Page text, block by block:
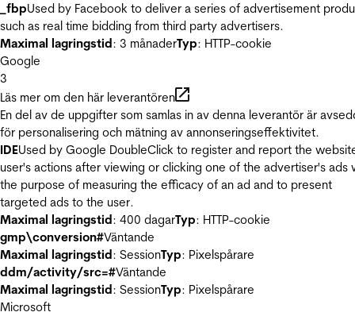
_fbpUsed by Facebook to deliver a series of advertisement
such as real time bidding from third party advertisers.
Maximal lagringstid: 3 månaderTyp: HTTP-cookie
Google
3
Läs mer om den här leverantören
En del av de uppgifter som samlas in av denna leverantör är
för personalisering och mätning av annonseringseffektivitet.
IDEUsed by Google DoubleClick to register and report the
user's actions after viewing or clicking one of the advertiser's ads
the purpose of measuring the efficacy of an ad and to present
targeted ads to the user.
Maximal lagringstid: 400 dagarTyp: HTTP-cookie
gmp\conversion#Väntande
Maximal lagringstid: SessionTyp: Pixelspårare
ddm/activity/src=#Väntande
Maximal lagringstid: SessionTyp: Pixelspårare
Microsoft